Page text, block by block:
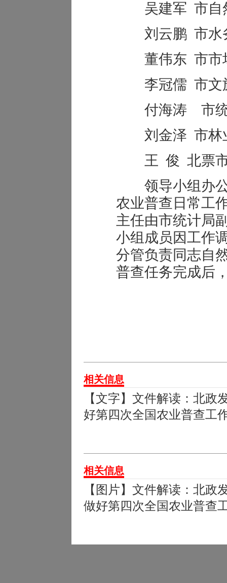
吴建军 市自然
刘云鹏 市水
董伟东 市市
李冠儒 市文旅
付海涛 市统
刘金泽 市林
王 俊 北票市
领导小组办公
农业普查日常工
主任由市统计局
小组成员因工作
分管负责同志自
普查任务完成后
相关信息
【文字】文件解读：北政
好第四次全国农业普查工
相关信息
【图片】文件解读：北政
做好第四次全国农业普查